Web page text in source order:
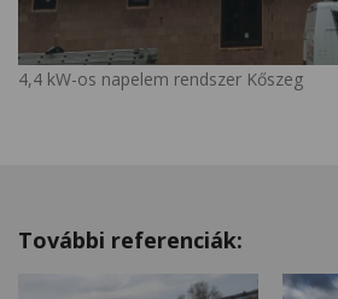
4,4 kW-os napelem rendszer Kőszeg
További referenciák: